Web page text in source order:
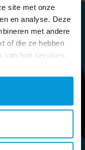
site met onze
en analyse. Deze
met andere
of die ze hebben
van hun services.